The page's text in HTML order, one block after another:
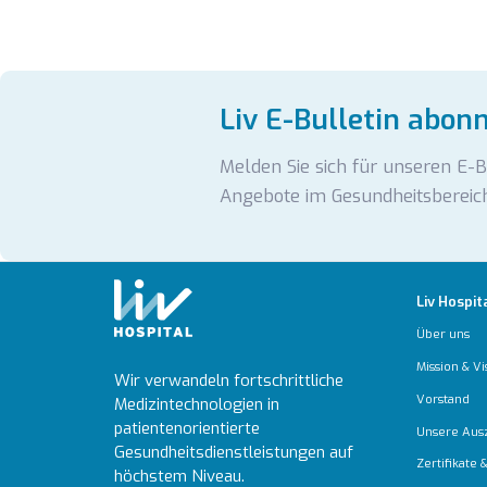
Liv E-Bulletin
Melden Sie sich für unseren
Angebote im
Wir verwandeln fortschrittliche
Medizintechnologien in
patientenorientierte
Gesundheitsdienstleistungen auf
höchstem Niveau.
Liv
Über uns
Mission &
Vorstand
Unsere
Zertifikate